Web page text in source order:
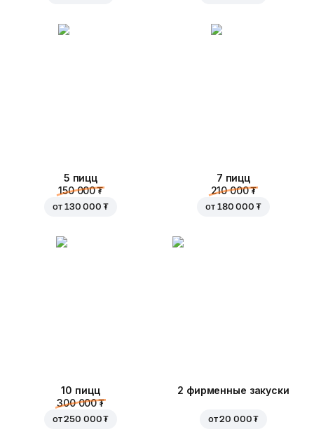
5 пицц
150 000 ₮
от 130 000 ₮
7 пицц
210 000 ₮
от 180 000 ₮
10 пицц
300 000 ₮
от250 000 ₮
2 фирменные закуски
от20 000 ₮